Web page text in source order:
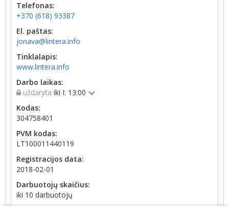
Telefonas:
+370 (618) 93387
El. paštas:
jonava@lintera.info
Tinklalapis:
www.lintera.info
Darbo laikas:
uždaryta iki I: 13:00
Kodas:
304758401
PVM kodas:
LT100011440119
Registracijos data:
2018-02-01
Darbuotojų skaičius:
iki 10 darbuotojų